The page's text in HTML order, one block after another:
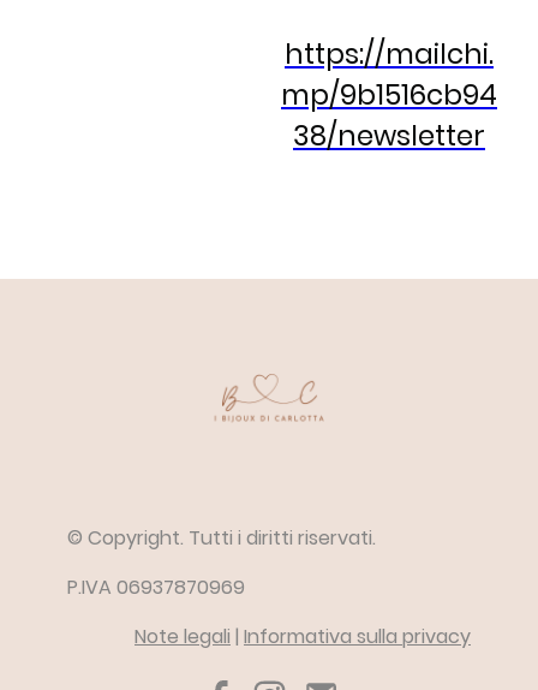
https://mailchi.
mp/9b1516cb94
38/newsletter
© Copyright. Tutti i diritti riservati.
P.IVA 06937870969
Note legali | Informativa sulla privacy